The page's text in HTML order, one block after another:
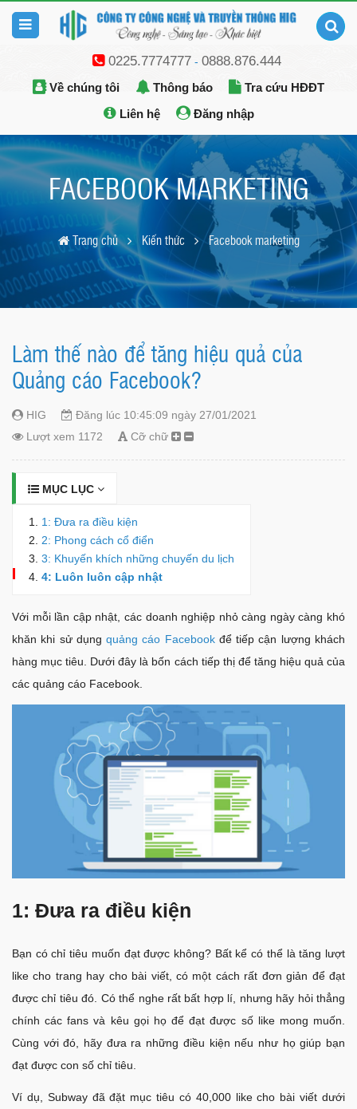
0225.7774777- 0888.876.444
Về chúng tôi Thông báo
Tra cứu HĐĐT
Liên hệ
Đăng nhập
FACEBOOK MARKETING
Trang chủ Kiến thức Facebook marketing
Làm thế nào để tăng hiệu quả của
Quảng cáo Facebook?
HIG
Đăng lúc 10:45:09 ngày 27/01/2021
Lượt xem 1172
Cỡ chữ
MỤC LỤC
1: Đưa ra điều kiện
2: Phong cách cổ điển
3: Khuyến khích những chuyến du lịch
4: Luôn luôn cập nhật
Với mỗi lần cập nhật, các doanh nghiệp nhỏ càng ngày càng khó
khăn khi sử dụngquảng cáo Facebookđể tiếp cận lượng khách
hàng mục tiêu. Dưới đây là bốn cách tiếp thị để tăng hiệu quả của
các quảng cáo Facebook.
1: Đưa ra điều kiện
Bạn có chỉ tiêu muốn đạt được không? Bất kể có thể là tăng lượt
like cho trang hay cho bài viết, có một cách rất đơn giản để đạt
được chỉ tiêu đó. Có thể nghe rất bất hợp lí, nhưng hãy hỏi thẳng
chính các fans và kêu gọi họ để đạt được số like mong muốn.
Cùng với đó, hãy đưa ra những điều kiện nếu như họ giúp bạn
đạt được con số chỉ tiêu.
Ví dụ, Subway đã đặt mục tiêu có 40,000 like cho bài viết dưới